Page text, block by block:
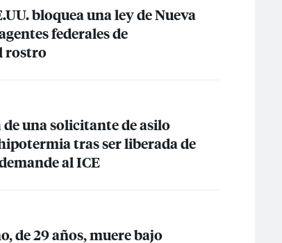
bloquea una ley de Nueva
federales de
rostro
de una solicitante de asilo
tras ser liberada de
alICE
de 29 años, muere bajo